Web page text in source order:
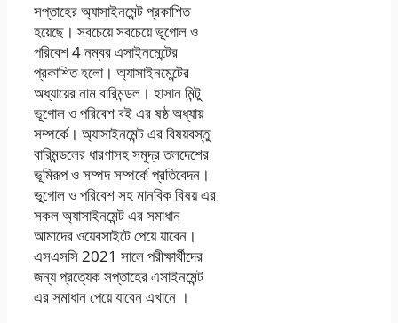
সপ্তাহের অ্যাসাইনমেন্ট প্রকাশিত
হয়েছে। সবচেয়ে সবচেয়ে ভূগোল ও
পরিবেশ 4 নম্বর এসাইনমেন্টের
প্রকাশিত হলো। অ্যাসাইনমেন্টের
অধ্যায়ের নাম বারিমন্ডল। হাসান মিন্টু
ভূগোল ও পরিবেশ বই এর ষষ্ঠ অধ্যায়
সম্পর্কে। অ্যাসাইনমেন্ট এর বিষয়বস্তু
বারিমন্ডলের ধারণাসহ সমুদ্র তলদেশের
ভূমিরূপ ও সম্পদ সম্পর্কে প্রতিবেদন।
ভূগোল ও পরিবেশ সহ মানবিক বিষয় এর
সকল অ্যাসাইনমেন্ট এর সমাধান
আমাদের ওয়েবসাইটে পেয়ে যাবেন।
এসএসসি 2021 সালে পরীক্ষার্থীদের
জন্য প্রত্যেক সপ্তাহের এসাইনমেন্ট
এর সমাধান পেয়ে যাবেন এখানে ।